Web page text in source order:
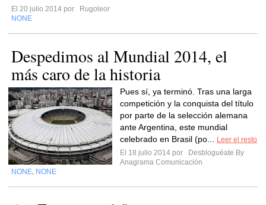
El 20 julio 2014 por
Rugoleor
NONE
Despedimos al Mundial 2014, el
más caro de la historia
Pues sí, ya terminó. Tras una larga
competición y la conquista del título
por parte de la selección alemana
ante Argentina, este mundial
celebrado en Brasil (po...
Leer el resto
El 18 julio 2014 por
Desbloguéate By
Anagrama Comunicación
NONE NONE